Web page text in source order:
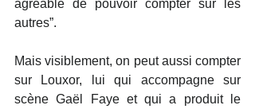
agréable de pouvoir compter sur les
autres”.
Mais visiblement, on peut aussi compter
sur Louxor, lui qui accompagne sur
scène Gaël Faye et qui a produit le